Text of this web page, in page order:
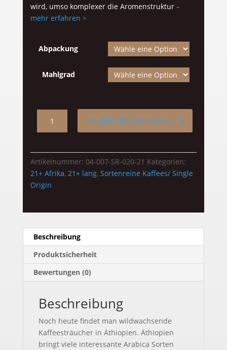
wird, umso komplexer die Aromenstruktur –
mehr erfahren >
Abpackung
Mahlgrad
Sidamo
In den Warenkorb
Artikelnummer: 04-007-SR-020-21 Kategorien:
21+ Afrika, 21+ lang, Sortenreine Kaffees/ Single
Origin
Beschreibung
Produktsicherheit
Bewertungen (0)
Beschreibung
Noch heute findet man wildwachsende
Kaffeesträucher in Äthiopien. Äthiopien
bringt viele interessante Arabica Sorten